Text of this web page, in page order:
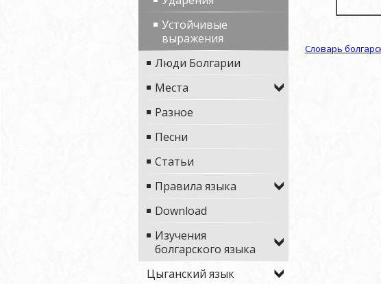
Устойчивые
выражения
Люди Болгарии
Места
Разное
Песни
Статьи
Правила языка
Download
Изучения
болгарского языка
Цыганский язык
Словарь